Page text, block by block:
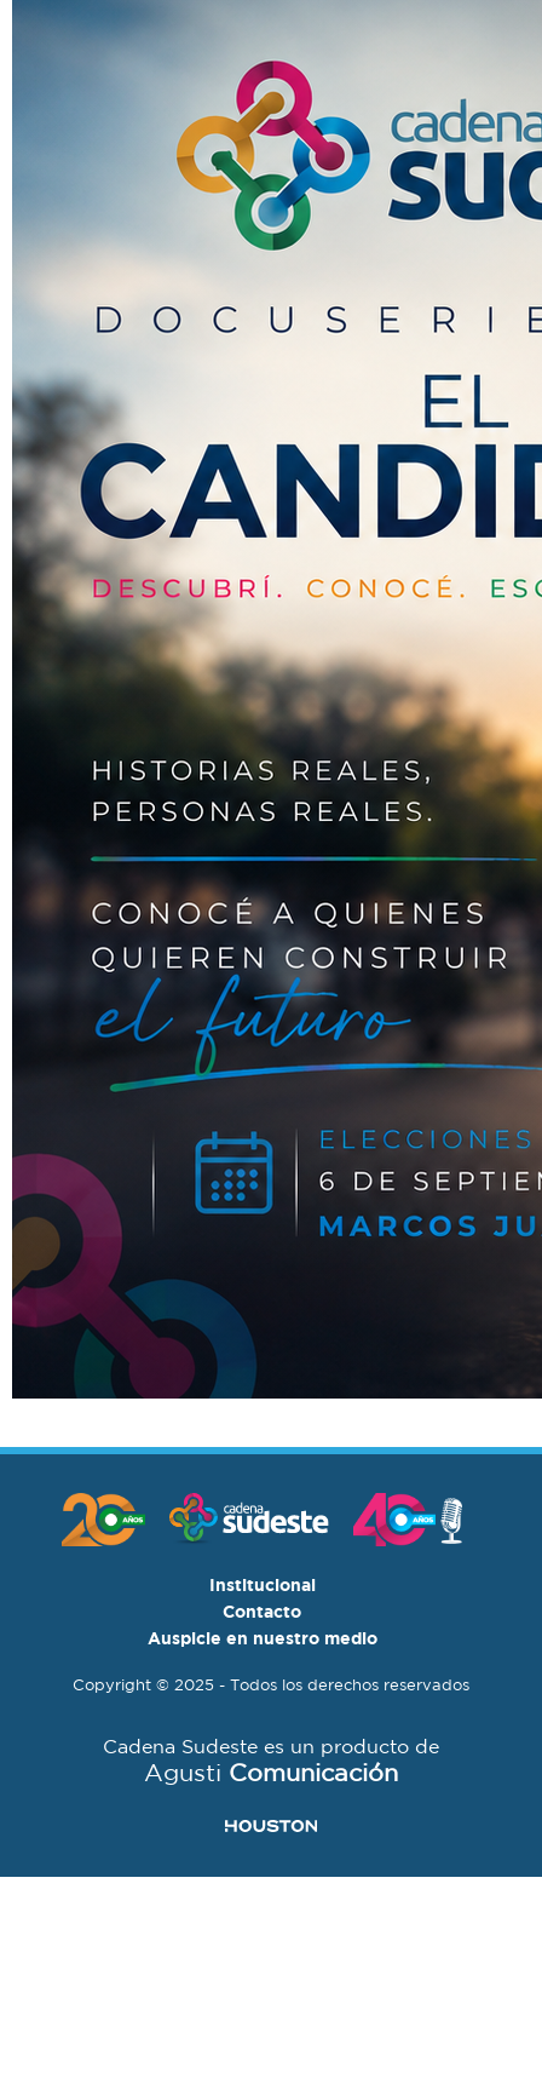
Institucional
Contacto
Auspicie en nuestro medio
Copyright © 2025 - Todos los derechos reservados
Cadena Sudeste es un producto de
Agusti Comunicación